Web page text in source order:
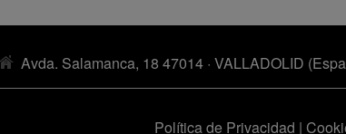
Avda. Salamanca, 18 47014 · VALLADOLID
Política de Privacidad |